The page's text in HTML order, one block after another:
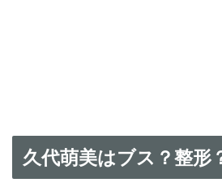
久代萌美はブス？整形